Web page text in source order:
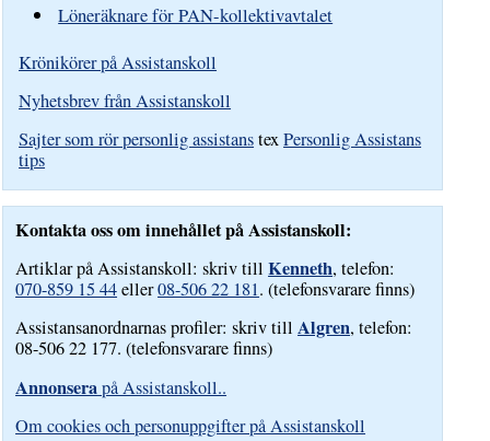
Löneräknare för PAN-kollektivavtalet
Krönikörer på Assistanskoll
Nyhetsbrev från Assistanskoll
Sajter som rör personlig assistanstexPersonlig Assistans
tips
Kontakta oss om innehållet på Assistanskoll:
Artiklar på Assistanskoll: skriv tillKenneth, telefon:
070-859 15 44eller08-506 22 181. (telefonsvarare finns)
Assistansanordnarnas profiler: skriv tillAlgren, telefon:
08-506 22 177. (telefonsvarare finns)
Annonserapå Assistanskoll..
Om cookies och personuppgifter på Assistanskoll